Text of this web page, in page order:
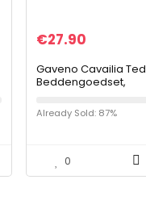
€27.90
Gaveno Cavailia
Beddengoedset,
superzacht, pluizig,
design, behaaglijk
Already Sold: 87%
0